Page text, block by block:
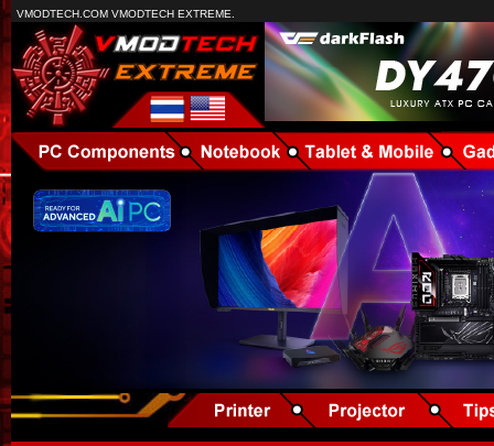
VMODTECH.COM VMODTECH EXTREME.